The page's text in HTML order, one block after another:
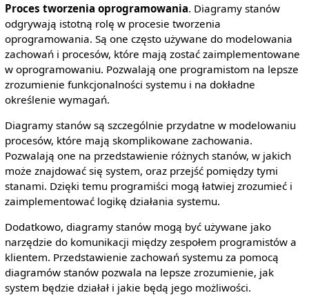
Proces tworzenia oprogramowania. Diagramy stanów
odgrywają istotną rolę w procesie tworzenia
oprogramowania. Są one często używane do modelowania
zachowań i procesów, które mają zostać zaimplementowane
w oprogramowaniu. Pozwalają one programistom na lepsze
zrozumienie funkcjonalności systemu i na dokładne
określenie wymagań.
Diagramy stanów są szczególnie przydatne w modelowaniu
procesów, które mają skomplikowane zachowania.
Pozwalają one na przedstawienie różnych stanów, w jakich
może znajdować się system, oraz przejść pomiędzy tymi
stanami. Dzięki temu programiści mogą łatwiej zrozumieć i
zaimplementować logikę działania systemu.
Dodatkowo, diagramy stanów mogą być używane jako
narzędzie do komunikacji między zespołem programistów a
klientem. Przedstawienie zachowań systemu za pomocą
diagramów stanów pozwala na lepsze zrozumienie, jak
system będzie działał i jakie będą jego możliwości.